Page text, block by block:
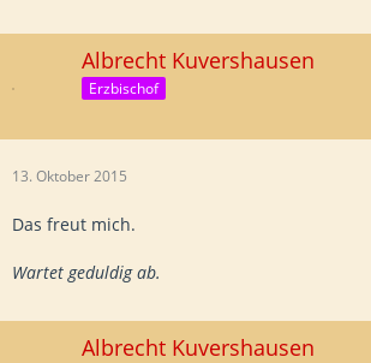
Albrecht Kuvershausen
Erzbischof
13. Oktober 2015
Das freut mich.
Wartet geduldig ab.
Albrecht Kuvershausen